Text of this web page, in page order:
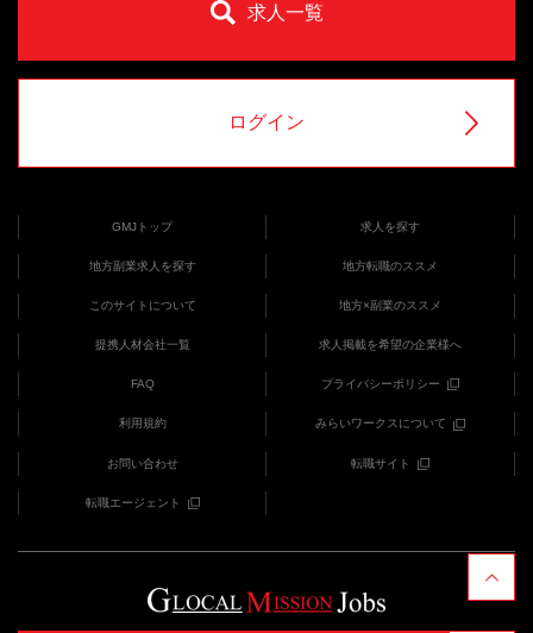
求人一覧
ログイン
GMJトップ 求人を探す
地方副業求人を探す 地方転職のススメ
このサイトについて 地方×副業のススメ
提携人材会社一覧 求人掲載を希望の企業様へ
FAQ プライバシーポリシー
利用規約 みらいワークスについて
お問い合わせ 転職サイト
転職エージェント